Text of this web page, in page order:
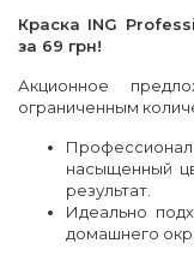
Краска ING
за 69 грн!
Акционное
ограниченным
насыщенный
результат.
Идеально
домашнего